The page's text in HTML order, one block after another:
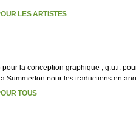
LES ARTISTES
TOUS
pour la conception graphique ; g.u.i.
Summerton pour les traductions en